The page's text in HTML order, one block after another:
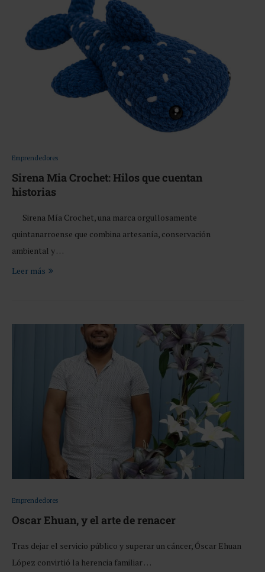
Emprendedores
Sirena Mia Crochet: Hilos que cuentan
historias
Sirena Mía Crochet, una marca orgullosamente
quintanarroense que combina artesanía, conservación
ambiental y …
Leer más
Emprendedores
Oscar Ehuan, y el arte de renacer
Tras dejar el servicio público y superar un cáncer, Óscar Ehuan
López convirtió la herencia familiar …